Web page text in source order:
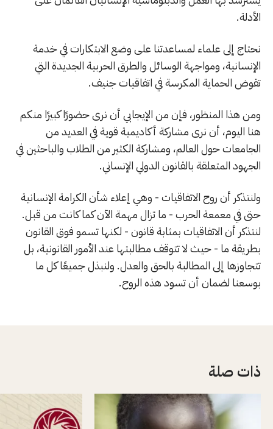
الأدلة.
نحتاج إلى علماء لمساعدتنا على وضع الابتكارات في خدمة
الإنسانية، ومواجهة الوسائل والطرق الحربية الجديدة التي
تقوض الحماية المكرسة في اتفاقيات جنيف.
ومن هذا المنظور، فإن من الإيجابي أن نرى حضورًا كبيرًا منكم
هنا اليوم، أن نرى مشاركة أكاديمية قوية في العديد من
الجامعات حول العالم، ومشاركة الكثير من الطلاب والباحثين في
الجهود المتعلقة بالقانون الدولي الإنساني.
ولنتذكر أن روح الاتفاقيات - وهي إعلاء شأن الكرامة الإنسانية
حتى في معمعة الحرب - ما تزال مهمة الآن كما كانت من قبل.
لنتذكر أن الاتفاقيات بمثابة قانون - لكنها تسمو فوق القانون
بطريقة ما - حيث لا تتوقف مطالبتها عند الأمور القانونية، بل
تتجاوزها إلى المطالبة بالحق والعدل. ولنبذل جميعًا كل ما
بوسعنا لضمان أن تسود هذه الروح.
ذات صلة